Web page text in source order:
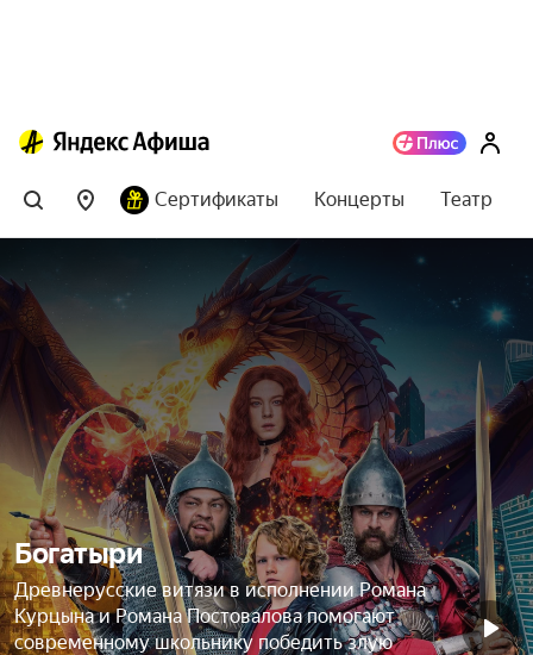
Сертификаты Концерты Театр
Богатыри
Древнерусские витязи в исполнении Романа
Курцына и Романа Постовалова помогают
современному школьнику победить злую